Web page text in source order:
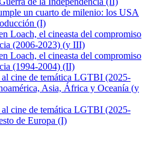
un cuarto de milenio: los USA
(I)
Loach, el cineasta del compromiso
(2006-2023) (y III)
Loach, el cineasta del compromiso
(1994-2004) (II)
cine de temática LGTBI (2025-
Asia, África y Oceanía (y
cine de temática LGTBI (2025-
de Europa (I)